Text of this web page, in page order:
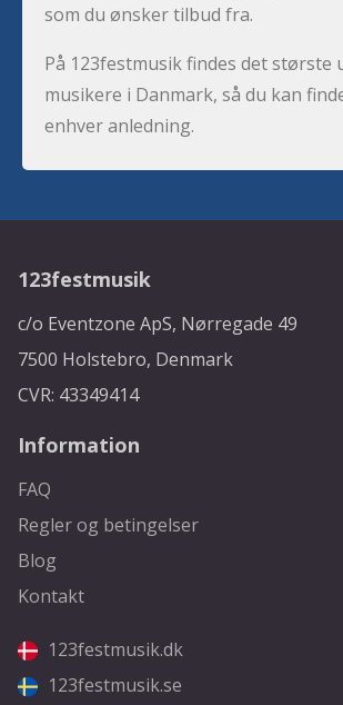
som du ønsker tilbud fra.
På 123festmusik findes det største
musikere i Danmark, så du kan
enhver anledning.
123festmusik
c/o Eventzone ApS, Nørregade 49
7500 Holstebro, Denmark
CVR: 43349414
Information
FAQ
Regler og betingelser
Blog
Kontakt
123festmusik.dk
123festmusik.se